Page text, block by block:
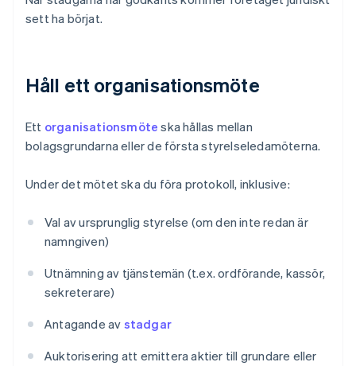
sett ha börjat.
Håll ett organisationsmöte
Ett organisationsmöte ska hållas mellan
bolagsgrundarna eller de första styrelseledamöterna.
Under det mötet ska du föra protokoll, inklusive:
Val av ursprunglig styrelse (om den inte redan är
namngiven)
Utnämning av tjänstemän (t.ex. ordförande, kassör,
sekreterare)
Antagande av stadgar
Auktorisering att emittera aktier till grundare eller